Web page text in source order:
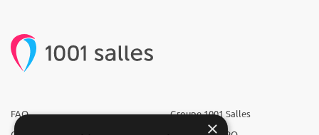
FAQ
Groupe 1001 Salles
×